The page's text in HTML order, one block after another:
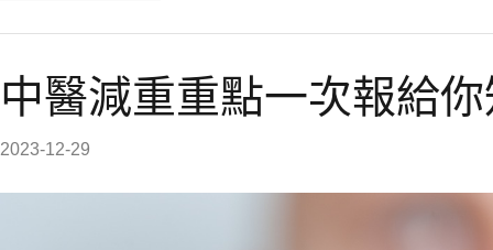
中醫減重重點一次報給
2023-12-29